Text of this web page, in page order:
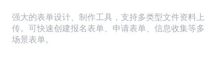
强大的表单设计、制作工具，支持多类型文件资料上
传。可快速创建报名表单、申请表单、信息收集等多
场景表单。